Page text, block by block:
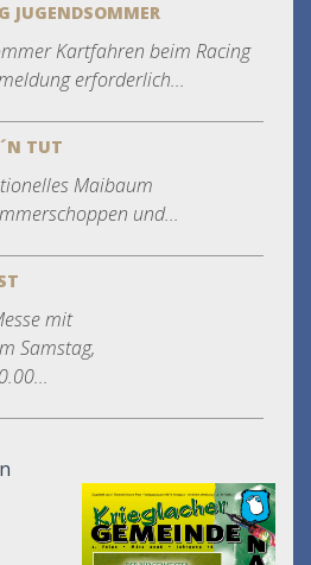
JUGENDSOMMER
Kartfahren beim Racing
erforderlich...
TUT
Maibaum
und...
mit
Samstag,